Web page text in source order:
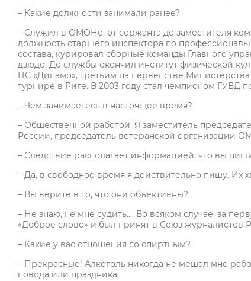
– Какие должности занимали ранее?
– Служил в ОМОНе, от сержанта до заместителя
должность старшего инспектора по
состава, курировал сборные команды Главного
дзюдо. До службы окончил институт физической
ЦС «Динамо», третьим на первенстве
турнире в Риге. В 2003 году стал чемпионом ГУВД
– Чем занимаетесь в настоящее время?
– Общественной работой. Я заместитель
России, председатель ветеранской организации
– Следствие располагает информацией, что вы
– Да, в свободное время я действительно пишу. Их
– Вы верите в то, что они объективны?
– Не знаю, не мне судить…. Во всяком случае, за
«Доброе слово» и был принят в Союз журналистов
– Какие у вас отношения со спиртным?
– Прекрасные! Алкоголь никогда не мешал мне
повода или праздника.